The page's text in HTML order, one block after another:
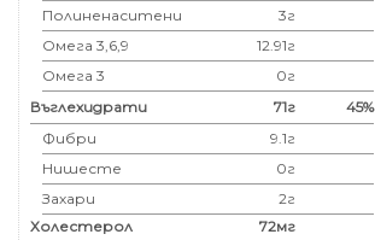
Полиненаситени
3г
Омега 3,6,9
12.91г
Омега 3
0г
Въглехидрати
71г
45%
Фибри
9.1г
Нишесте
0г
Захари
2г
Холестерол
72мг